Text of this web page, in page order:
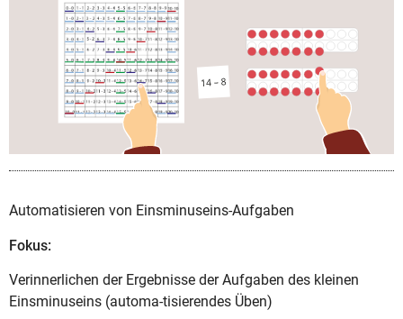
Automatisieren von Einsminuseins-Aufgaben
Fokus:
Verinnerlichen der Ergebnisse der Aufgaben des kleinen
Einsminuseins (automa-tisierendes Üben)